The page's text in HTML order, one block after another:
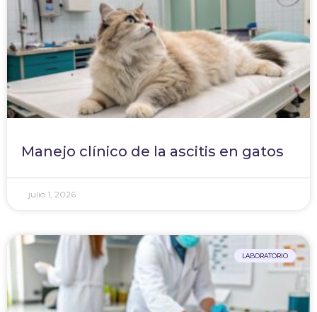
Manejo clínico de la ascitis en gatos
julio 1, 2026
LABORATORIO